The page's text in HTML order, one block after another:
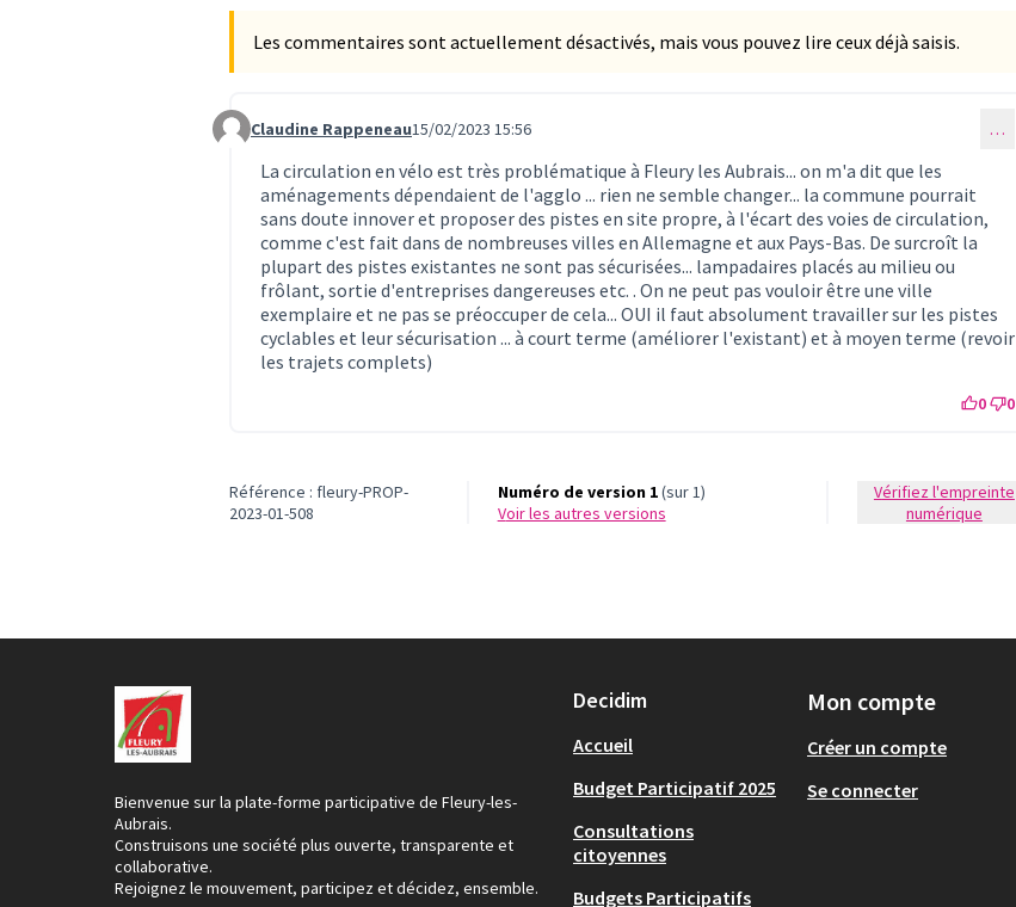
Les commentaires sont actuellement désactivés, mais vous pouvez lire ceux déjà saisis.
Commentaire 704
Claudine Rappeneau15/02/2023 15:56 …
La circulation en vélo est très problématique à Fleury les Aubrais... on m'a dit que les
aménagements dépendaient de l'agglo ... rien ne semble changer... la commune pourrait
sans doute innover et proposer des pistes en site propre, à l'écart des voies de circulation,
comme c'est fait dans de nombreuses villes en Allemagne et aux Pays-Bas. De surcroît la
plupart des pistes existantes ne sont pas sécurisées... lampadaires placés au milieu ou
frôlant, sortie d'entreprises dangereuses etc. . On ne peut pas vouloir être une ville
exemplaire et ne pas se préoccuper de cela... OUI il faut absolument travailler sur les pistes
cyclables et leur sécurisation ... à court terme (améliorer l'existant) et à moyen terme (revoir
les trajets complets)
0 0
Référence : fleury-PROP-
2023-01-508
Numéro de version 1(sur 1)
voir les autres versions
Vérifiez l'empreinte
numérique
Bienvenue sur la plate-forme participative de Fleury-les-
Aubrais.
Construisons une société plus ouverte, transparente et
collaborative.
Rejoignez le mouvement, participez et décidez, ensemble.
Decidim
Accueil
Budget Participatif 2025
Consultations
citoyennes
Budgets Participatifs
Mon compte
Créer un compte
Se connecter